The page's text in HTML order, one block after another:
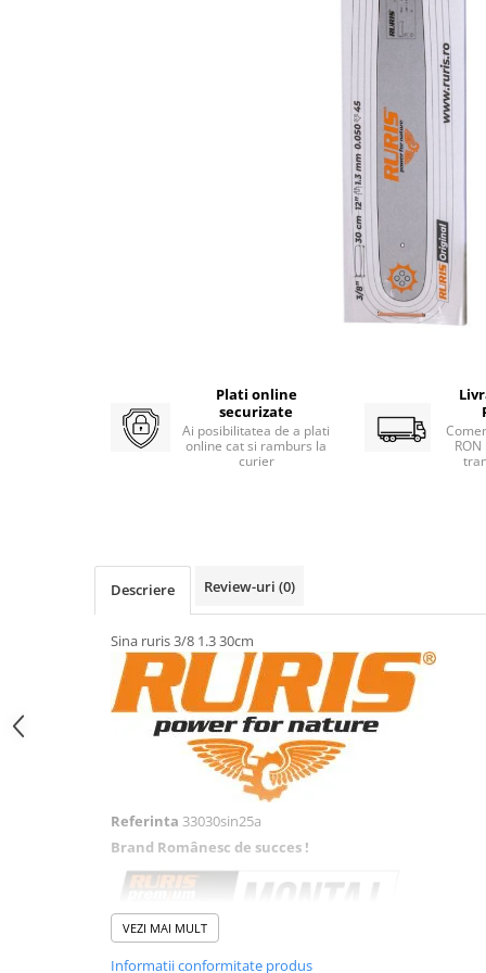
Despicatoare lemne
Motoburghie
Motocultoare
Suflanta frunze
Troliu
Zdrobitori si Teascuri fructe
Piese atomizoare
Piese compresor
Piese generatoare
Plati online
securizate
Ai posibilitatea de a plati
online cat si ramburs la
curier
Descriere Review-uri (0)
Sina ruris 3/8 1.3 30cm
Referinta 33030sin25a
Brand Românesc de succes !
VEZI MAI MULT
Informatii conformitate produs